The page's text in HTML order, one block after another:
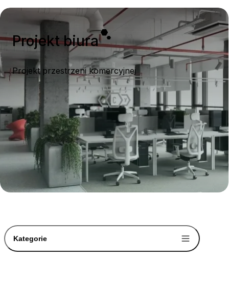
Projekt biura
Projekt przestrzeni komercyjnej
Kategorie